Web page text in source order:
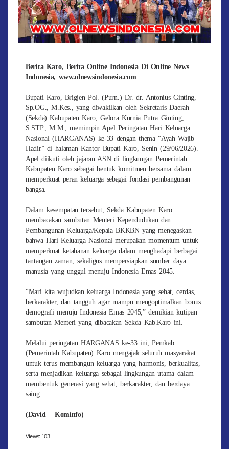
Berita Karo, Berita Online Indonesia Di Online News
Indonesia, www.olnewsindonesia.com
Bupati Karo, Brigjen Pol. (Purn.) Dr. dr. Antonius Ginting,
Sp.OG., M.Kes., yang diwakilkan oleh Sekretaris Daerah
(Sekda) Kabupaten Karo, Gelora Kurnia Putra Ginting,
S.STP., M.M., memimpin Apel Peringatan Hari Keluarga
Nasional (HARGANAS) ke-33 dengan thema “Ayah Wajib
Hadir” di halaman Kantor Bupati Karo, Senin (29/06/2026).
Apel diikuti oleh jajaran ASN di lingkungan Pemerintah
Kabupaten Karo sebagai bentuk komitmen bersama dalam
memperkuat peran keluarga sebagai fondasi pembangunan
bangsa.
Dalam kesempatan tersebut, Sekda Kabupaten Karo
membacakan sambutan Menteri Kependudukan dan
Pembangunan Keluarga/Kepala BKKBN yang menegaskan
bahwa Hari Keluarga Nasional merupakan momentum untuk
memperkuat ketahanan keluarga dalam menghadapi berbagai
tantangan zaman, sekaligus mempersiapkan sumber daya
manusia yang unggul menuju Indonesia Emas 2045.
“Mari kita wujudkan keluarga Indonesia yang sehat, cerdas,
berkarakter, dan tangguh agar mampu mengoptimalkan bonus
demografi menuju Indonesia Emas 2045,” demikian kutipan
sambutan Menteri yang dibacakan Sekda Kab.Karo ini.
Melalui peringatan HARGANAS ke-33 ini, Pemkab
(Pemerintah Kabupaten) Karo mengajak seluruh masyarakat
untuk terus membangun keluarga yang harmonis, berkualitas,
serta menjadikan keluarga sebagai lingkungan utama dalam
membentuk generasi yang sehat, berkarakter, dan berdaya
saing.
(David – Kominfo)
Views: 103